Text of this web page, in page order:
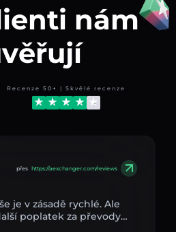
nám
Recenze 50+ | Skvělé recenze
přes https://aexchanger.com/reviews
je v zásadě rychlé. Ale
poplatek za převody…